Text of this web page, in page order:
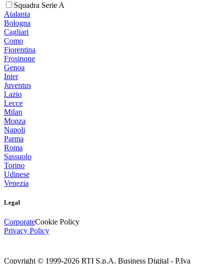
Squadra Serie A
Atalanta
Bologna
Cagliari
Como
Fiorentina
Frosinone
Genoa
Inter
Juventus
Lazio
Lecce
Milan
Monza
Napoli
Parma
Roma
Sassuolo
Torino
Udinese
Venezia
Legal
CorporateCookie Policy
Privacy Policy
Copyright © 1999-2026 RTI S.p.A. Business Digital - P.Iva